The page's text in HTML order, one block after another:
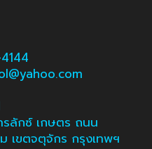
รลักซ์ เกษตร ถนน
เขตจตุจักร กรุงเทพฯ